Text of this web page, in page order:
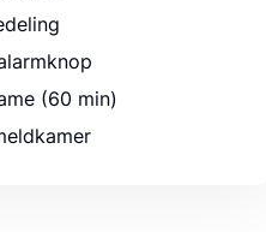
(60 min)